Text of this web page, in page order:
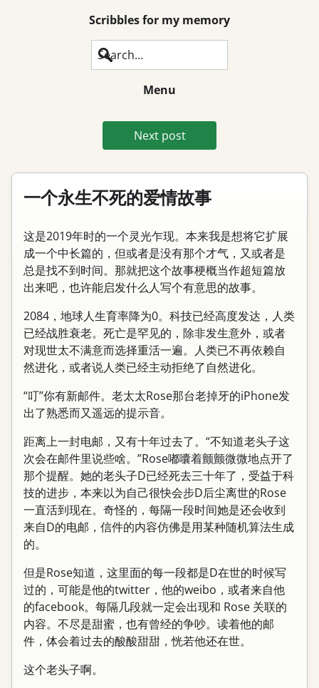
Scribbles for my memory
Search
Menu
Next post
一个永生不死的爱情故事
这是2019年时的一个灵光乍现。本来我是想将它扩展
成一个中长篇的，但或者是没有那个才气，又或者是
总是找不到时间。那就把这个故事梗概当作超短篇放
出来吧，也许能启发什么人写个有意思的故事。
2084，地球人生育率降为0。科技已经高度发达，人类
已经战胜衰老。死亡是罕见的，除非发生意外，或者
对现世太不满意而选择重活一遍。人类已不再依赖自
然进化，或者说人类已经主动拒绝了自然进化。
“叮”你有新邮件。老太太Rose那台老掉牙的iPhone发
出了熟悉而又遥远的提示音。
距离上一封电邮，又有十年过去了。“不知道老头子这
次会在邮件里说些啥。”Rose嘟囔着颤颤微微地点开了
那个提醒。她的老头子D已经死去三十年了，受益于科
技的进步，本来以为自己很快会步D后尘离世的Rose
一直活到现在。奇怪的，每隔一段时间她是还会收到
来自D的电邮，信件的内容仿佛是用某种随机算法生成
的。
但是Rose知道，这里面的每一段都是D在世的时候写
过的，可能是他的twitter，他的weibo，或者来自他
的facebook。每隔几段就一定会出现和 Rose 关联的
内容。不尽是甜蜜，也有曾经的争吵。读着他的邮
件，体会着过去的酸酸甜甜，恍若他还在世。
这个老头子啊。